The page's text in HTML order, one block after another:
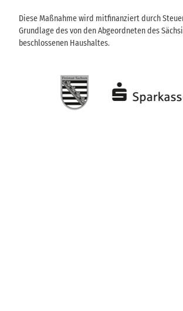
Diese Maßnahme wird mitfinanziert durch
Grundlage des von den Abgeordneten des
beschlossenen Haushaltes.